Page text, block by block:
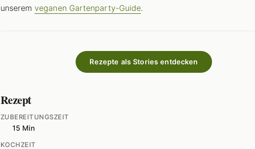
unseremveganen Gartenparty-Guide.
Rezepte als Stories entdecken
Rezept
ZUBEREITUNGSZEIT
15 Min
KOCHZEIT